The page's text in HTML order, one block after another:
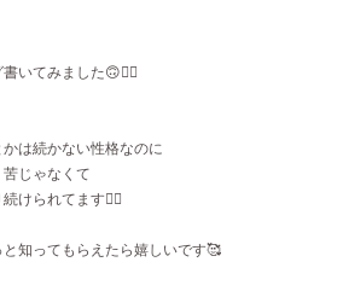
いてみました🙃✌🏻
は続かない性格なのに
じゃなくて
けられてます🙂‍↕️
知ってもらえたら嬉しいです🥰